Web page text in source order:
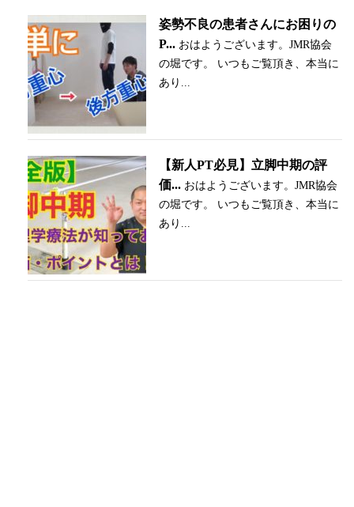
姿勢不良の患者さんにお困りの
P... おはようございます。JMR協会
の堀です。 いつもご覧頂き、本当に
あり...
【新人PT必見】立脚中期の評
価... おはようございます。JMR協会
の堀です。 いつもご覧頂き、本当に
あり...